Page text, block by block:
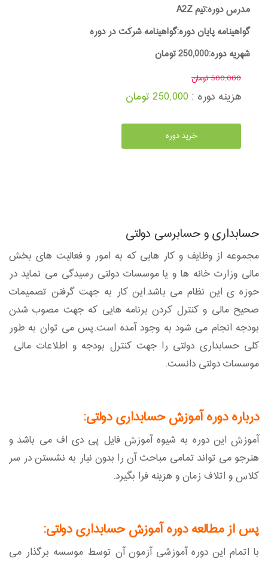
مدرس دوره:تیم A2Z
گواهینامه پایان دوره:گواهینامه شرکت در دوره
شهریه دوره:250,000 تومان
500,000 تومان
هزینه دوره : 250,000 تومان
خرید دوره
حسابداری و حسابرسی دولتی
مجموعه از وظایف و کار هایی که به امور و فعالیت های بخش
مالی وزارت خانه ها و یا موسسات دولتی رسیدگی می نماید در
حوزه ی این نظام می باشد.این کار به جهت گرفتن تصمیمات
صحیح مالی و کنترل کردن برنامه هایی که جهت مصوب شدن
بودجه انجام می شود به وجود آمده است.پس می توان به طور
کلی حسابداری دولتی را جهت کنترل بودجه و اطلاعات مالی
موسسات دولتی دانست.
درباره دوره آموزش حسابداری دولتی:
آموزش این دوره به شیوه آموزش فایل پی دی اف می باشد و
هنرجو می تواند تمامی مباحث آن را بدون نیار به نشستن در سر
کلاس و اتلاف زمان و هزینه فرا بگیرد.
پس از مطالعه دوره آموزش حسابداری دولتی:
با اتمام این دوره آموزشی آزمون آن توسط موسسه برگذار می